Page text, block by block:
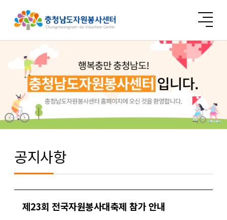
공지사항
제23회 전국자원봉사대축제 참가 안내